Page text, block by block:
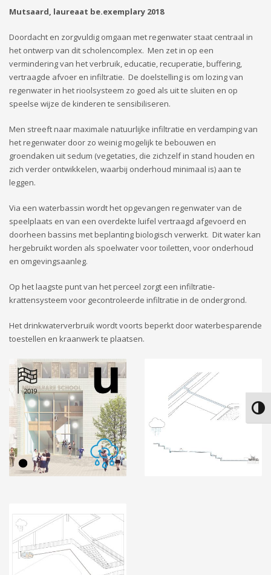
Mutsaard, laureaat be.exemplary 2018
Doordacht en zorgvuldig omgaan met regenwater staat centraal in
het ontwerp van dit scholencomplex. Men zet in op een
vermindering van het verbruik, educatie, recuperatie, buffering,
vertraagde afvoer en infiltratie. De doelstelling is om lozing van
regenwater in het rioolsysteem zo goed als uit te sluiten en op
speelse wijze de kinderen te sensibiliseren.
Men streeft naar maximale natuurlijke infiltratie en verdamping van
het regenwater door zo weinig mogelijk te bebouwen en
groendaken uit sedum (vegetaties, die zichzelf in stand houden en
zich verder ontwikkelen, waarbij onderhoud minimaal is) aan te
leggen.
Via een waterbassin wordt het opgevangen regenwater van de
speelplaats en van een overdekte luifel vertraagd afgevoerd en
doorheen bassins met beplanting biologisch verwerkt. Dit water kan
hergebruikt worden als spoelwater voor toiletten, voor onderhoud
en omgevingsaanleg.
Op het laagste punt van het perceel zorgt een infiltratie-
krattensysteem voor gecontroleerde infiltratie in de ondergrond.
Het drinkwaterverbruik wordt voorts beperkt door waterbesparende
toestellen en kraanwerk te plaatsen.